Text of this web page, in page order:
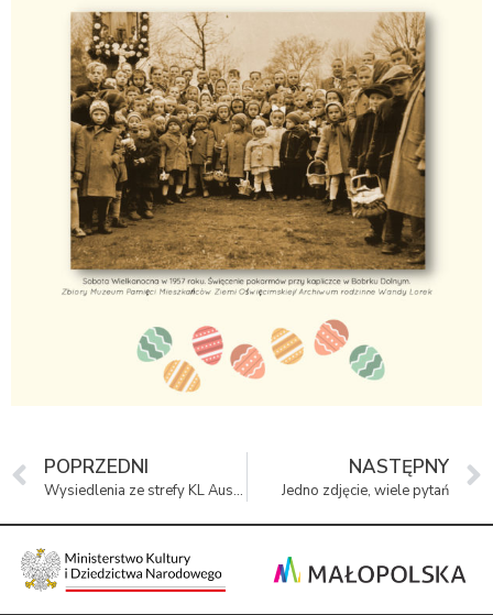
POPRZEDNI
Wysiedlenia ze strefy KL Auschwitz – „Tu był mój dom”
NASTĘPNY
Jedno zdjęcie, wiele pytań